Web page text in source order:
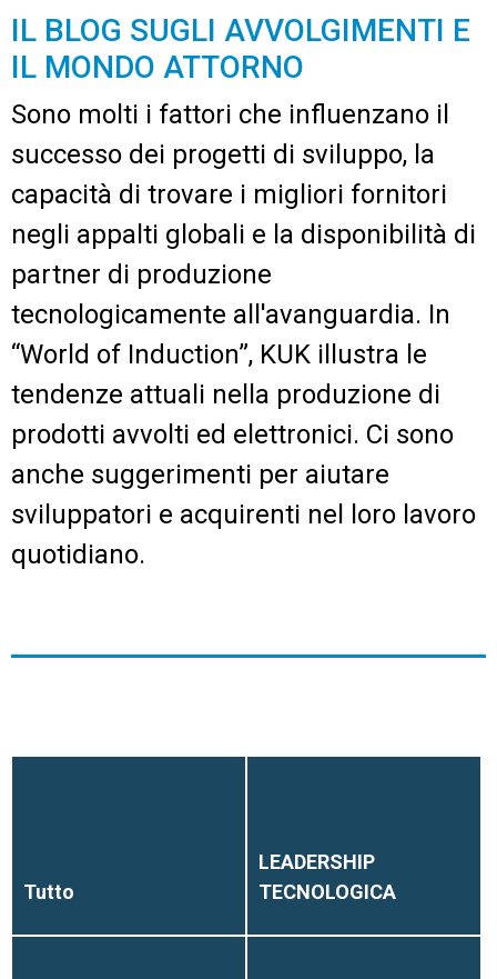
DE EN FR NL SK SV ZH-CN
Contatti
IL BLOG SUGLI AVVOLGIMENTI E
IL MONDO ATTORNO
Sono molti i fattori che influenzano il
successo dei progetti di sviluppo, la
capacità di trovare i migliori fornitori
negli appalti globali e la disponibilità di
partner di produzione
tecnologicamente all'avanguardia. In
“World of Induction”, KUK illustra le
tendenze attuali nella produzione di
prodotti avvolti ed elettronici. Ci sono
anche suggerimenti per aiutare
sviluppatori e acquirenti nel loro lavoro
quotidiano.
Tutto
LEADERSHIP
TECNOLOGICA